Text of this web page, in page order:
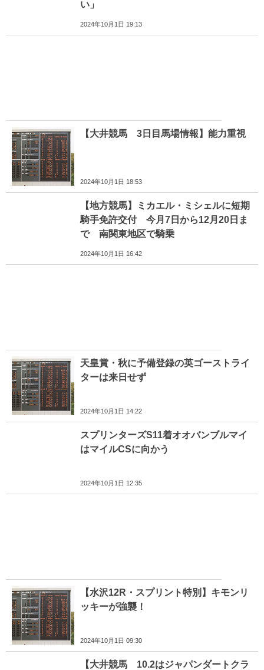
い」
2024年10月1日 19:13
【大井競馬 3日目馬場情報】能力重視
2024年10月1日 18:53
【地方競馬】ミカエル・ミシェルに短期
騎手免許交付 今月7日から12月20日ま
で 南関東地区で騎乗
2024年10月1日 16:42
天皇賞・秋に予備登録の英ゴーストライ
ターは来日せず
2024年10月1日 14:22
スプリンターズS11着オオバンブルマイ
はマイルCSに向かう
2024年10月1日 12:35
【水沢12R・スプリント特別】キモンリ
ッキーが強襲！
2024年10月1日 09:30
【大井競馬 10.2はジャパンダートクラ